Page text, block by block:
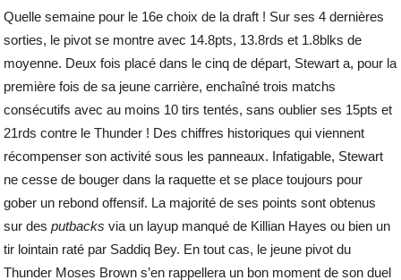
Quelle semaine pour le 16e choix de la draft ! Sur ses 4 dernières
sorties, le pivot se montre avec 14.8pts, 13.8rds et 1.8blks de
moyenne. Deux fois placé dans le cinq de départ, Stewart a, pour la
première fois de sa jeune carrière, enchaîné trois matchs
consécutifs avec au moins 10 tirs tentés, sans oublier ses 15pts et
21rds contre le Thunder ! Des chiffres historiques qui viennent
récompenser son activité sous les panneaux. Infatigable, Stewart
ne cesse de bouger dans la raquette et se place toujours pour
gober un rebond offensif. La majorité de ses points sont obtenus
sur desputbacksvia un layup manqué de Killian Hayes ou bien un
tir lointain raté par Saddiq Bey. En tout cas, le jeune pivot du
Thunder Moses Brown s’en rappellera un bon moment de son duel